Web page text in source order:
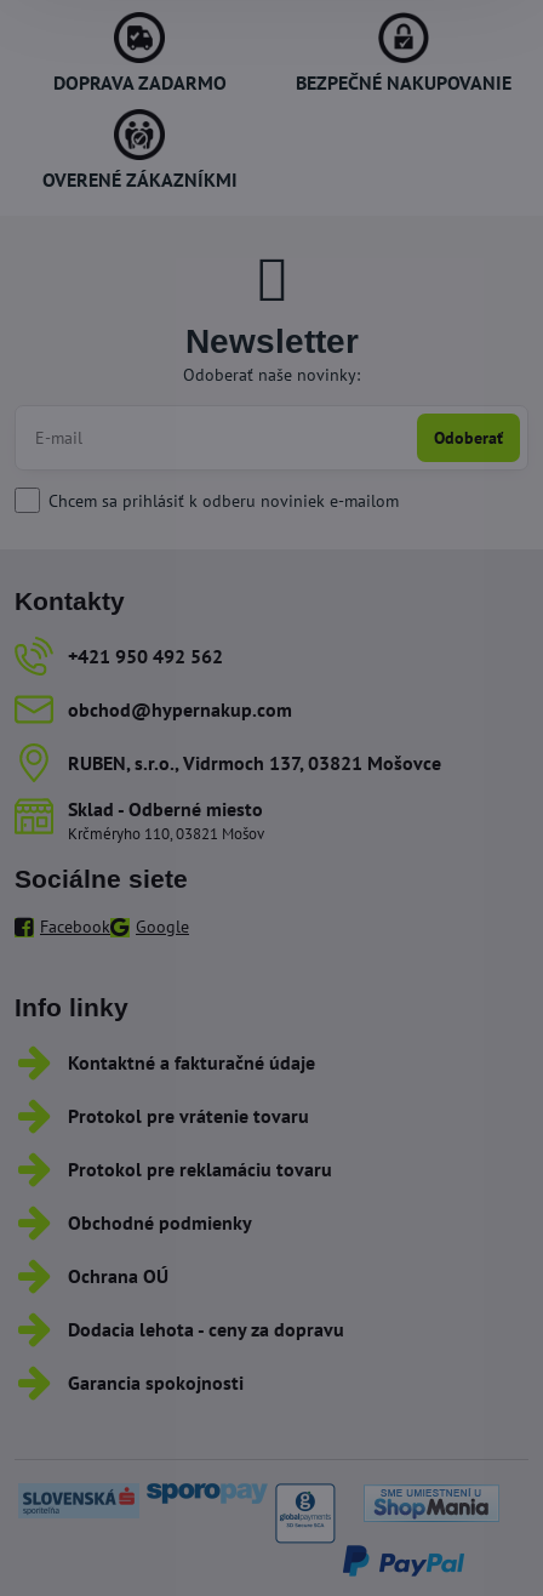
DOPRAVA ZADARMO BEZPEČNÉ NAKUPOVANIE
OVERENÉ ZÁKAZNÍKMI
Newsletter
Odoberať naše novinky:
Odoberať
Chcem sa prihlásiť k odberu noviniek e-mailom
Kontakty
+421 950 492 562
obchod​@hypernakup​.com
RUBEN, s​.r​.o​., Vidrmoch 137, 03821 Mošovce
Sklad - Odberné miesto
Krčméryho 110, 03821 Mošov
Sociálne siete
Facebook Google
Info linky
Kontaktné a fakturačné údaje
Protokol pre vrátenie tovaru
Protokol pre reklamáciu tovaru
Obchodné podmienky
Ochrana OÚ
Dodacia lehota - ceny za dopravu
Garancia spokojnosti